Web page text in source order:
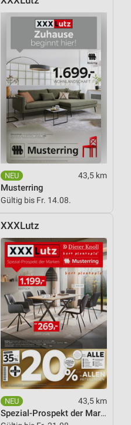
43,5 km
Musterring
Gültig bis Fr. 14.08.
XXXLutz
43,5 km
Spezial-Prospekt der Marken